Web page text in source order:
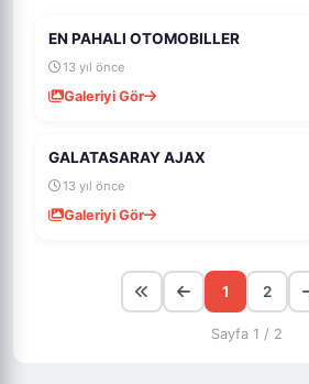
1K
EN PAHALI OTOMOBILLER
13 yıl önce
Galeriyi Gör
989
GALATASARAY AJAX
13 yıl önce
Galeriyi Gör
1 2
Sayfa 1 / 2